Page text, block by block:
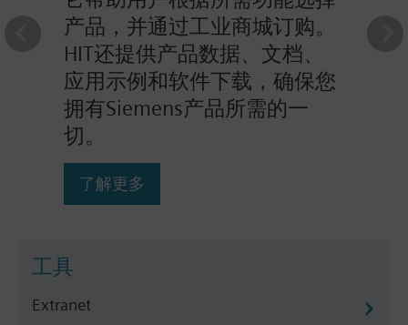
产品，并通过工业商城订购。
HIT还提供产品数据、文档、
应用示例和软件下载，确保您
拥有Siemens产品所需的一
切。
了解更多
工具
Extranet